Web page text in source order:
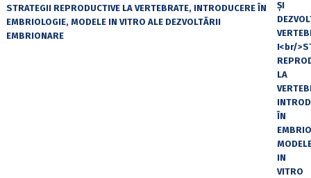
STRATEGII REPRODUCTIVE LA VERTEBRATE, INTRODUCERE ÎN
EMBRIOLOGIE, MODELE IN VITRO ALE DEZVOLTĂRII
EMBRIONARE